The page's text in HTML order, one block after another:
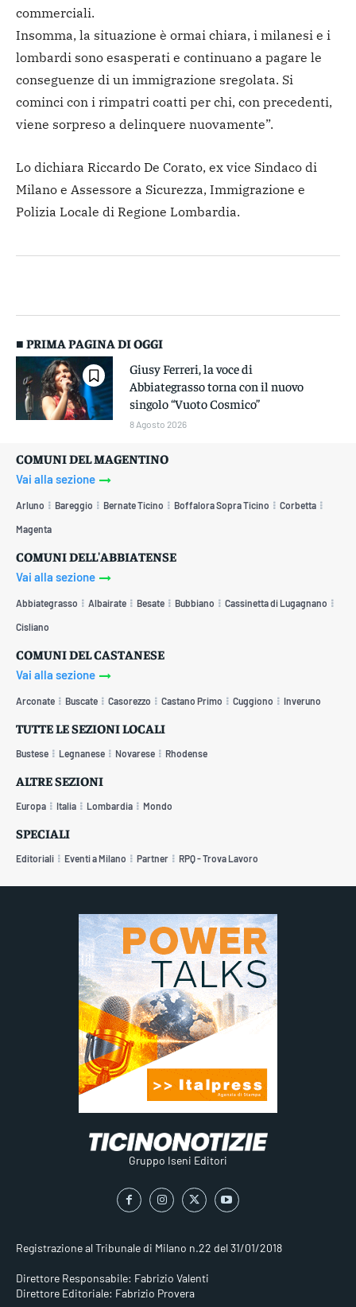
commerciali.
Insomma, la situazione è ormai chiara, i milanesi e i
lombardi sono esasperati e continuano a pagare le
conseguenze di un immigrazione sregolata. Si
cominci con i rimpatri coatti per chi, con precedenti,
viene sorpreso a delinquere nuovamente”.
Lo dichiara Riccardo De Corato, ex vice Sindaco di
Milano e Assessore a Sicurezza, Immigrazione e
Polizia Locale di Regione Lombardia.
■ PRIMA PAGINA DI OGGI
Giusy Ferreri, la voce di
Abbiategrasso torna con il nuovo
singolo “Vuoto Cosmico”
8 Agosto 2026
COMUNI DEL MAGENTINO
Vai alla sezione
Arluno Bareggio Bernate Ticino Boffalora Sopra Ticino Corbetta
Magenta
COMUNI DELL'ABBIATENSE
Vai alla sezione
Abbiategrasso Albairate Besate Bubbiano Cassinetta di Lugagnano
Cisliano
COMUNI DEL CASTANESE
Vai alla sezione
Arconate Buscate Casorezzo Castano Primo Cuggiono Inveruno
TUTTE LE SEZIONI LOCALI
Bustese Legnanese Novarese Rhodense
ALTRE SEZIONI
Europa Italia Lombardia Mondo
SPECIALI
Editoriali Eventi a Milano Partner RPQ - Trova Lavoro
Gruppo Iseni Editori
Registrazione al Tribunale di Milano n.22 del 31/01/2018
Direttore Responsabile: Fabrizio Valenti
Direttore Editoriale: Fabrizio Provera